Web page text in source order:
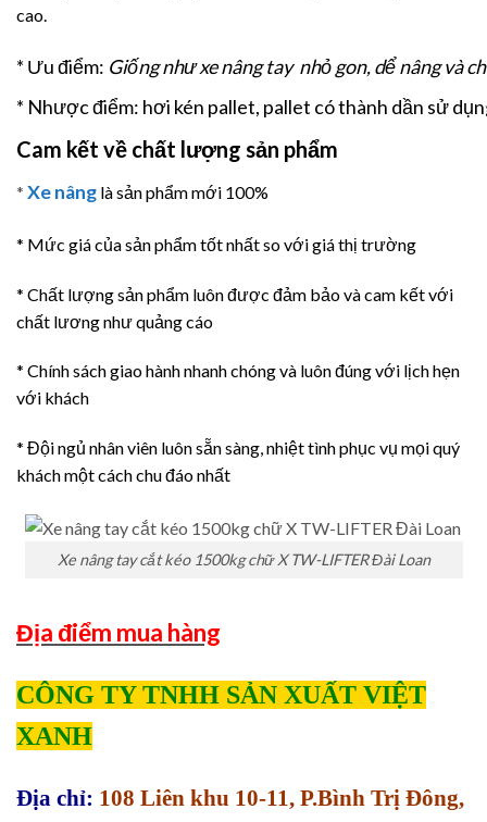
cao.
* Ưu điểm: Giống như xe nâng tay nhỏ gon, dể nâng và
* Nhược điểm: hơi kén pallet, pallet có thành dần sử
Cam kết về chất lượng sản phẩm
* Xe nâng là sản phẩm mới 100%
* Mức giá của sản phẩm tốt nhất so với giá thị trường
* Chất lượng sản phẩm luôn được đảm bảo và cam kết với
chất lương như quảng cáo
* Chính sách giao hành nhanh chóng và luôn đúng với lịch hẹn
với khách
* Đội ngủ nhân viên luôn sẵn sàng, nhiệt tình phục vụ mọi quý
khách một cách chu đáo nhất
Xe nâng tay cắt kéo 1500kg chữ X TW-LIFTER Đài Loan
Địa điểm mua hàng
CÔNG TY TNHH SẢN XUẤT VIỆT
XANH
Địa chỉ: 108 Liên khu 10-11, P.Bình Trị Đông,